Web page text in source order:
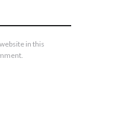
in this